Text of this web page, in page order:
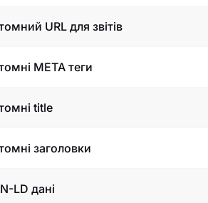
URL для звітів
META теги
title
заголовки
LD дані